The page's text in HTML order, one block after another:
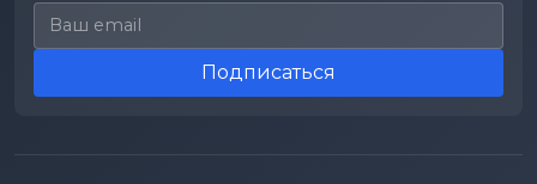
Email для подписки
Подписаться